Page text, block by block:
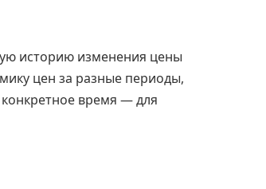
историю изменения цены
цен за разные периоды,
время — для